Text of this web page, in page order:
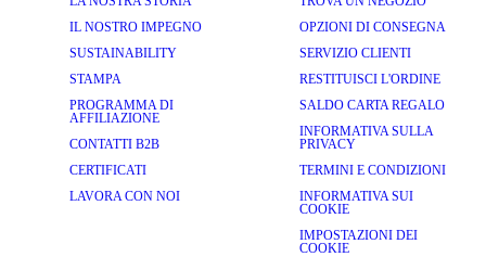
IL NOSTRO IMPEGNO
SUSTAINABILITY
STAMPA
PROGRAMMA DI
AFFILIAZIONE
CONTATTI B2B
CERTIFICATI
LAVORA CON NOI
OPZIONI DI CONSEGNA
SERVIZIO CLIENTI
RESTITUISCI L'ORDINE
SALDO CARTA REGALO
INFORMATIVA SULLA
PRIVACY
TERMINI E CONDIZIONI
INFORMATIVA SUI
COOKIE
IMPOSTAZIONI DEI
COOKIE